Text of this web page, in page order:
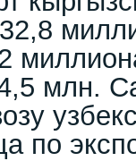
млн.
по